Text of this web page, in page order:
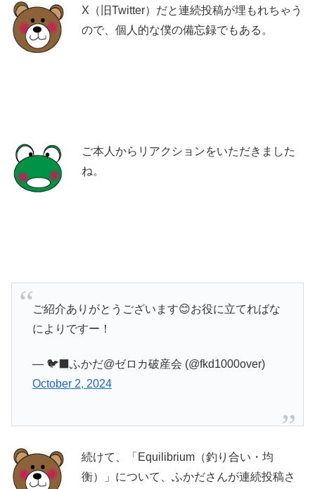
X（旧Twitter）だと連続投稿が埋もれちゃう
ので、個人的な僕の備忘録でもある。
ご本人からリアクションをいただきました
ね。
ご紹介ありがとうございます😊お役に立てればな
によりですー！
— 🐦‍⬛ふかだ@ゼロカ破産会 (@fkd1000over)
October 2, 2024
続けて、「Equilibrium（釣り合い・均
衡）」について、ふかださんが連続投稿さ